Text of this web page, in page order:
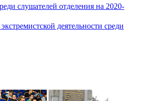
слушателей отделения на 2020-
деятельности среди